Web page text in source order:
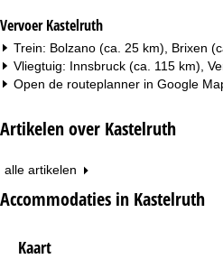
Vervoer Kastelruth
Trein: Bolzano (ca. 25 km), Brixen
Vliegtuig: Innsbruck (ca. 115 km),
Open de routeplanner in Google
Artikelen over Kastelruth
alle artikelen
Accommodaties in Kastelruth
Kaart